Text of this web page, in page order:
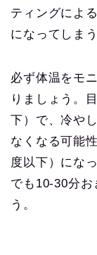
ティングによ
になってしま
必ず体温をモ
りましょう。
下）で、冷や
なくなる可能
度以下）にな
でも10-30分お
う。